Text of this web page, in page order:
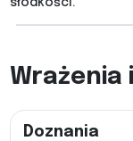
Wrażenia
Doznania